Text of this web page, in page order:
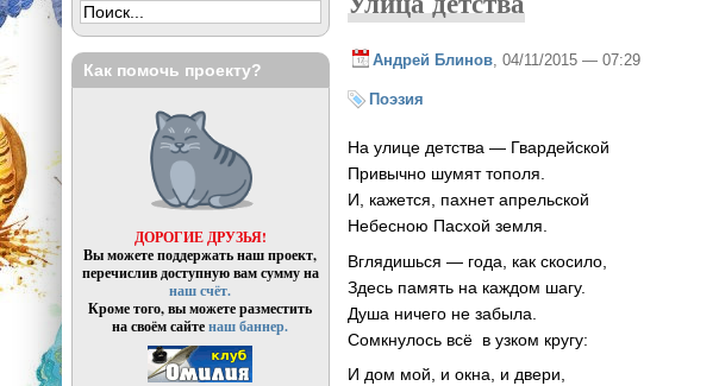
Андрей Блинов , 04/11/2015 — 07:29
Поэзия
На улице детства — Гвардейской
Привычно шумят тополя.
И, кажется, пахнет апрельской
Небесною Пасхой земля.
Вглядишься — года, как скосило,
Здесь память на каждом шагу.
Душа ничего не забыла.
Сомкнулось всё в узком кругу:
И дом мой, и окна, и двери,
Как помочь проекту?
ДОРОГИЕ ДРУЗЬЯ!
Вы можете поддержать наш проект,
перечислив доступную вам сумму на
наш счёт.
Кроме того, вы можете разместить
на своём сайтенаш баннер.